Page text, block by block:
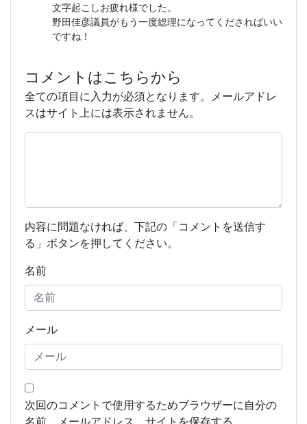
文字起こしお疲れ様でした。
野田佳彦議員がもう一度総理になってくださればいい
ですね！
コメントはこちらから
全ての項目に入力が必須となります。メールアドレ
スはサイト上には表示されません。
内容に問題なければ、下記の「コメントを送信す
る」ボタンを押してください。
名前
メール
次回のコメントで使用するためブラウザーに自分の